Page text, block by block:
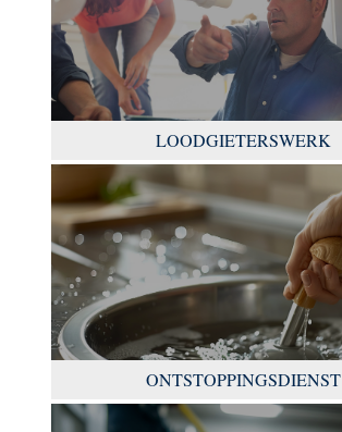
LOODGIETERSWERK
ONTSTOPPINGSDIENST